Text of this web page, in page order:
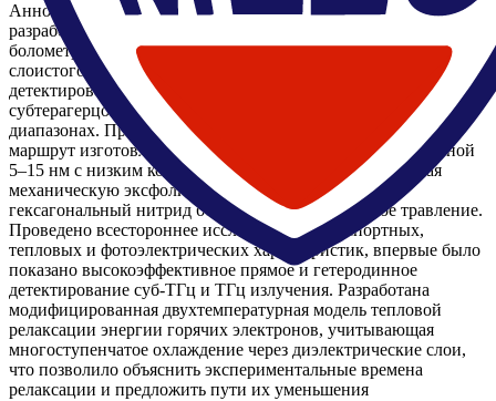
Аннотация: Диссертационное исследование посвящено
разработке и комплексному экспериментальному изучению
болометров на горячих электронах на основе тонких
слоистого сверхпроводника диселенида ниобия (NbSe₂) - для
детектирования электромагнитного излучения в
субтерагерцовом, терагерцовом и ближнем инфракрасном
диапазонах. Предложен и реализован технологический
маршрут изготовления устройств на основе NbSe₂ толщиной
5–15 нм с низким контактным сопротивлением, включая
механическую эксфолиацию, инкапсуляцию в
гексагональный нитрид бора и плазмо-химическое травление.
Проведено всестороннее исследование транспортных,
тепловых и фотоэлектрических характеристик, впервые было
показано высокоэффективное прямое и гетеродинное
детектирование суб-ТГц и ТГц излучения. Разработана
модифицированная двухтемпературная модель тепловой
релаксации энергии горячих электронов, учитывающая
многоступенчатое охлаждение через диэлектрические слои,
что позволило объяснить экспериментальные времена
релаксации и предложить пути их уменьшения